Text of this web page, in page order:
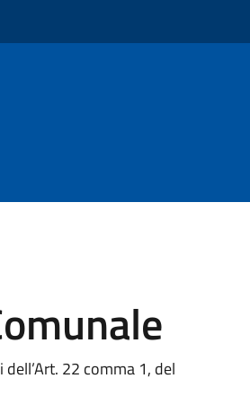
22 comma 1, del